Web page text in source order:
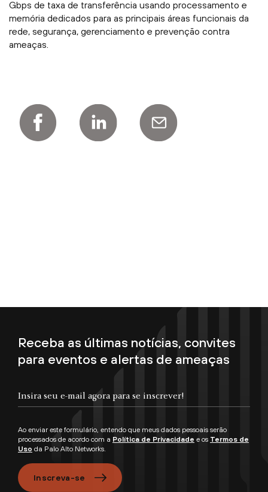
Gbps de taxa de transferência usando processamento e
memória dedicados para as principais áreas funcionais da
rede, segurança, gerenciamento e prevenção contra
ameaças.
Receba as últimas notícias, convites
para eventos e alertas de ameaças
Ao enviar este formulário, entendo que meus dados pessoais serão
processados de acordo com a Política de Privacidade e os Termos de
Uso da Palo Alto Networks.
Inscreva-se